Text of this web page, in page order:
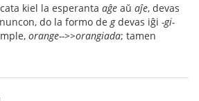
kiel la esperanta aĝe aŭ aĵe, devas
do la formo degdevas iĝi -gi-
orange-->>orangiada; tamen